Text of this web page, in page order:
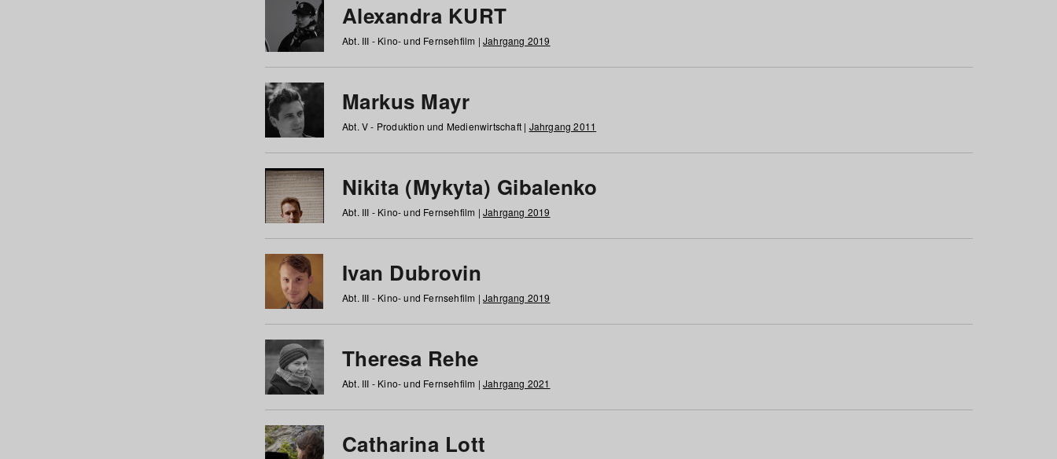
Alexandra KURT
Abt. III - Kino- und Fernsehfilm | Jahrgang 2019
Markus Mayr
Abt. V - Produktion und Medienwirtschaft | Jahrgang 2011
Nikita (Mykyta) Gibalenko
Abt. III - Kino- und Fernsehfilm | Jahrgang 2019
Ivan Dubrovin
Abt. III - Kino- und Fernsehfilm | Jahrgang 2019
Theresa Rehe
Abt. III - Kino- und Fernsehfilm | Jahrgang 2021
Catharina Lott